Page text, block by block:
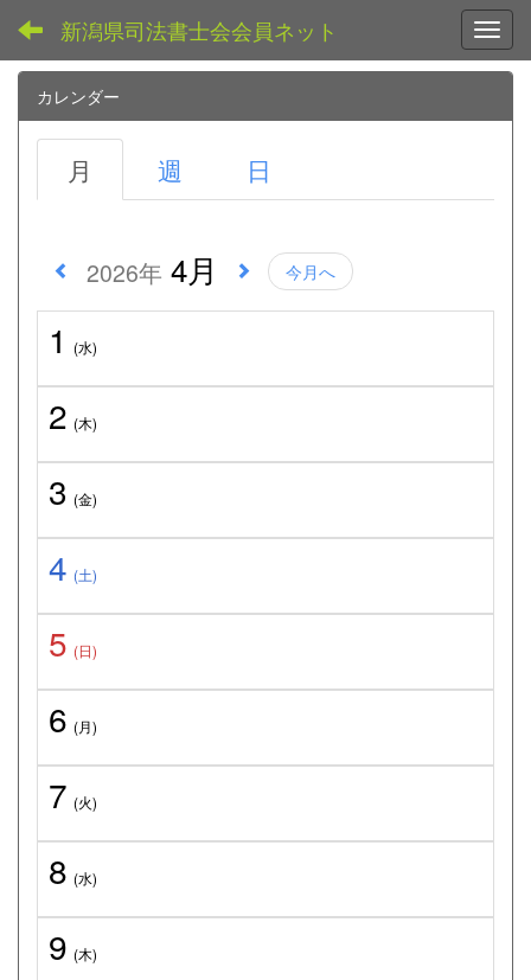
新潟県司法書士会会員ネット
カレンダー
月 週 日
2026年 4月 今月へ
1 (水)
2 (木)
3 (金)
4 (土)
5 (日)
6 (月)
7 (火)
8 (水)
9 (木)